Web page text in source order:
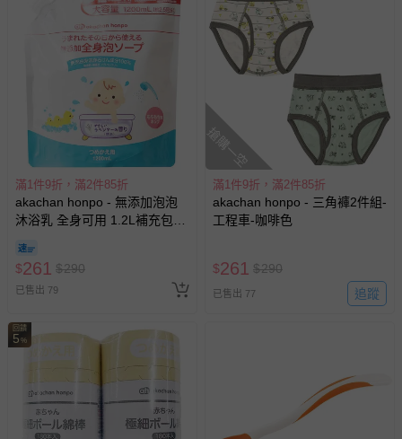
滿1件9折，滿2件85折
akachan honpo - 無添加泡泡
沐浴乳 全身可用 1.2L補充包
$261 $290
已售出 79
搶購一空
滿1件9折，滿2件85折
akachan honpo - 三角褲2件組-
工程車-咖啡色
$261 $290
已售出 77 追蹤
回饋
5 %